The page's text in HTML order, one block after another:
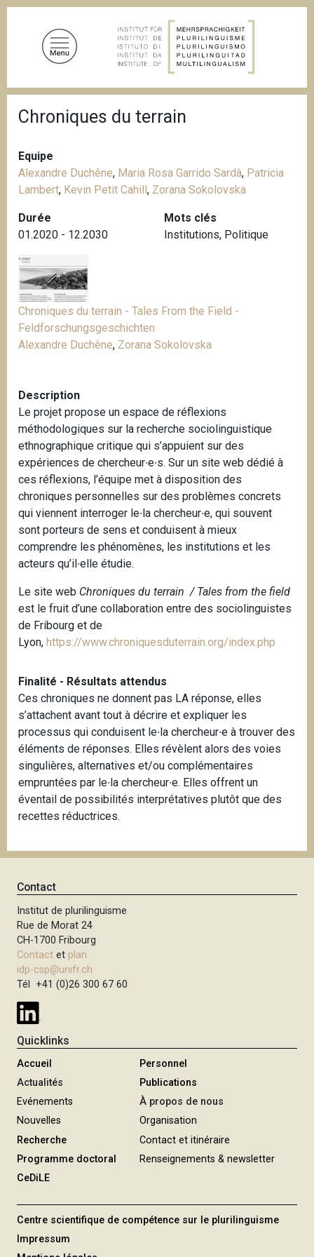
i
'
A
r
i
n
Chroniques du terrain
Equipe
Alexandre Duchêne, Maria Rosa Garrido Sardà, Patricia
Lambert, Kevin Petit Cahill , Zorana Sokolovska
Durée
01.2020 - 12.2030
Mots clés
Institutions, Politique
Chroniques du terrain - Tales From the Field -
Feldforschungsgeschichten
Alexandre Duchêne, Zorana Sokolovska
Description
Le projet propose un espace de réflexions
méthodologiques sur la recherche sociolinguistique
ethnographique critique qui s’appuient sur des
expériences de chercheur∙e∙s. Sur un site web dédié à
ces réflexions, l’équipe met à disposition des
chroniques personnelles sur des problèmes concrets
qui viennent interroger le∙la chercheur∙e, qui souvent
sont porteurs de sens et conduisent à mieux
comprendre les phénomènes, les institutions et les
acteurs qu’il∙elle étudie.
Le site web Chroniques du terrain / Tales from the field
est le fruit d’une collaboration entre des sociolinguistes
de Fribourg et de
Lyon, https://www.chroniquesduterrain.org/index.php
Finalité - Résultats attendus
Ces chroniques ne donnent pas LA réponse, elles
s’attachent avant tout à décrire et expliquer les
processus qui conduisent le∙la chercheur∙e à trouver des
éléments de réponses. Elles révèlent alors des voies
singulières, alternatives et/ou complémentaires
empruntées par le∙la chercheur∙e. Elles offrent un
éventail de possibilités interprétatives plutôt que des
recettes réductrices.
Contact
Institut de plurilinguisme
Rue de Morat 24
CH-1700 Fribourg
Contact et plan
idp-csp@unifr.ch
Tél +41 (0)26 300 67 60
Quicklinks
Accueil
Actualités
Evénements
Nouvelles
Recherche
Programme doctoral
CeDiLE
Personnel
Publications
À propos de nous
Organisation
Contact et itinéraire
Renseignements & newsletter
Centre scientifique de compétence sur le plurilinguisme
Impressum